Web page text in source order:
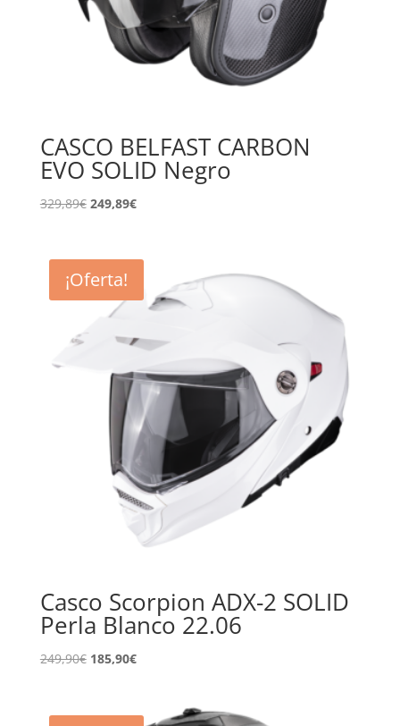
CASCO BELFAST CARBON
EVO SOLID Negro
329,89€ El
era:
329,89€.
249,89€El
es:
249,89€.
¡Oferta!
Casco Scorpion ADX-2 SOLID
Perla Blanco 22.06
249,90€ El
era:
185,90€El
es: